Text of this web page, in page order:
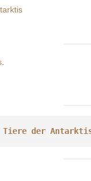
Tiere der